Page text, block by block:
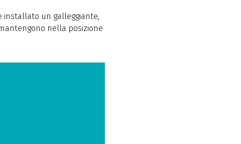
installato un galleggiante,
nella posizione